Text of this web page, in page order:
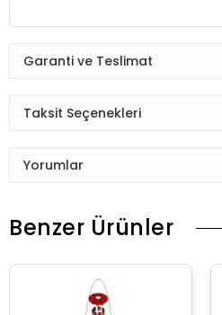
Garanti ve Teslimat
Taksit Seçenekleri
Yorumlar
Benzer Ürünler